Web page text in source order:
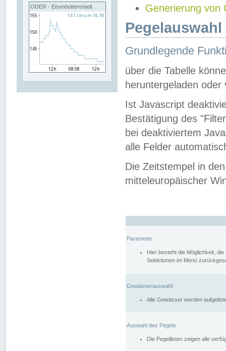
ODER - Eisenhüttenstadt
Generierung von
Grundlegende
über die Tabelle
heruntergeladen oder
Ist Javascript
Bestätigung des
bei deaktiviertem
alle Felder
Die Zeitstempel in
mitteleuropäischer
Parameter
Hier besteht die Möglichkeit,
Selektionen im Menü
Gewässerauswahl
Alle Gewässer werden
Auswahl des Pegels
Die Pegellisten zeigen alle